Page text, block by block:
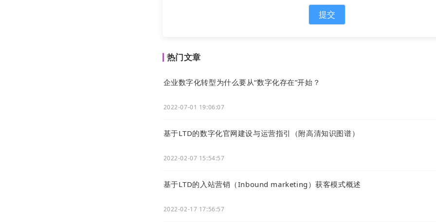
提交
热门文章
企业数字化转型为什么要从“数字化存在”开始？
2022-07-01 19:06:07
基于LTD的数字化官网建设与运营指引（附高清知识图谱）
2022-02-07 15:54:57
基于LTD的入站营销（Inbound marketing）获客模式概述
2022-02-17 17:56:57